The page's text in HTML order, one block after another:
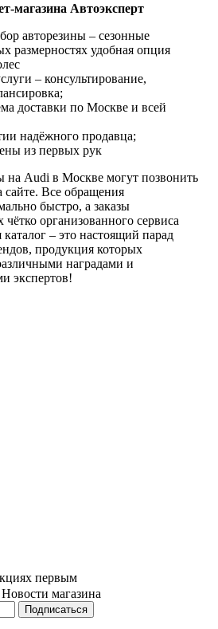
магазина Автоэксперт
авторезины – сезонные
размерностях удобная опция
– консультирование,
доставки по Москве и всей
надёжного продавца;
из первых рук
Audi в Москве могут позвонить
сайте. Все обращения
быстро, а заказы
организованного сервиса
– это настоящий парад
продукция которых
наградами и
экспертов!
первым
Новости магазина